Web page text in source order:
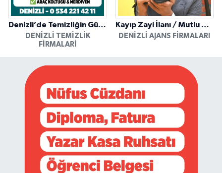
Denizli’de Temizliğin Güvenilir Adresi: Özkan Yerinde Yıkama
DENIZLI TEMIZLIK
FIRMALARI
Kayıp Zayi İlanı / Mutlu Ajans / Denizli
DENIZLI AJANS FIRMALARI